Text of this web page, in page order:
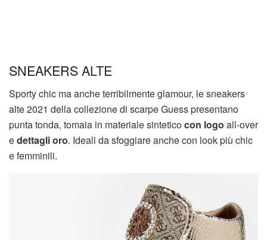
SNEAKERS ALTE
Sporty chic ma anche terribilmente glamour, le sneakers
alte 2021 della collezione di scarpe Guess presentano
punta tonda, tomaia in materiale sinteticocon logo all-over
edettagli oro. Ideali da sfoggiare anche con look più chic
e femminili.